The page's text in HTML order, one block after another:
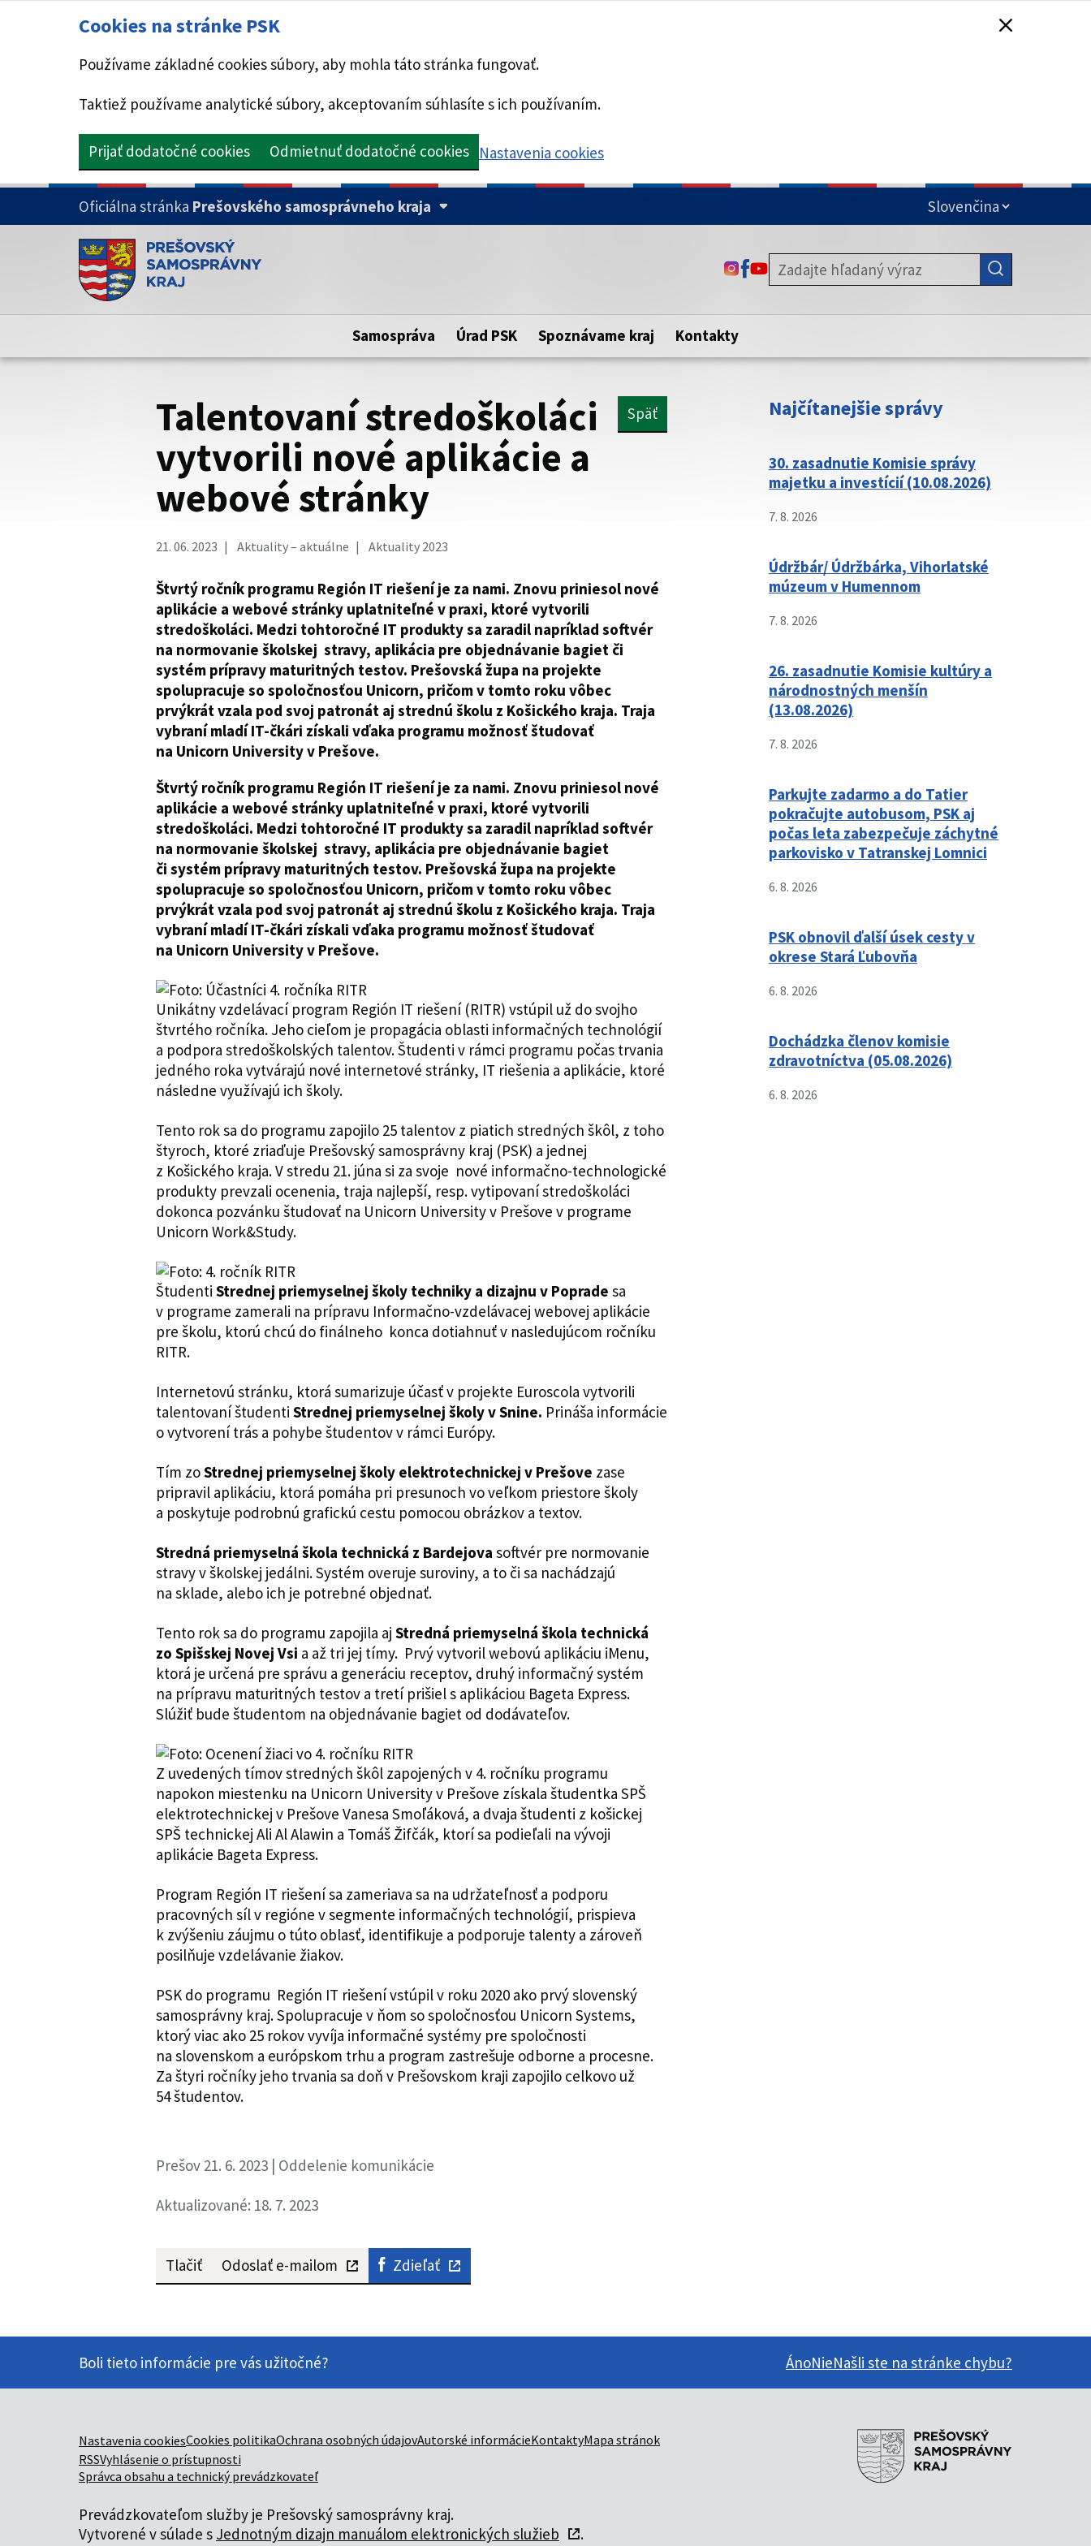
Cookies na stránke PSK
Používame základné cookies súbory, aby mohla táto stránka fungovať.
Taktiež používame analytické súbory, akceptovaním súhlasíte s ich používaním.
Prijať dodatočné cookies Odmietnuť dodatočné cookies Nastavenia cookies
PRESKOČIŤ NA HLAVNÝ OBSAH
Oficiálna stránka Prešovského samosprávneho kraja
Doména psk.sk je oficiálna
Toto je oficiálna webová stránka Prešovského samosprávneho kraja.
Táto stránka je zabezpečená
zabezpečenú webovú stránku. Zabezpečená stránka vždy začína
https:// pred názvom domény webového sídla.
ODKAZ SA OTVORÍ NA NOVEJ KARTE
ODKAZ SA OTVORÍ NA NOVEJ KARTE
ODKAZ SA OTVORÍ NA NOVEJ KARTE
Samospráva Úrad PSK Spoznávame kraj Kontakty
Talentovaní stredoškoláci
vytvorili nové aplikácie a
webové stránky
Späť
21. 06. 2023 Aktuality – aktuálne Aktuality 2023
Štvrtý ročník programu Región IT riešení je za nami. Znovu priniesol nové
aplikácie a webové stránky uplatniteľné v praxi, ktoré vytvorili
stredoškoláci. Medzi tohtoročné IT produkty sa zaradil napríklad softvér
na normovanie školskej stravy, aplikácia pre objednávanie bagiet či
systém prípravy maturitných testov. Prešovská župa na projekte
spolupracuje so spoločnosťou Unicorn, pričom v tomto roku vôbec
prvýkrát vzala pod svoj patronát aj strednú školu z Košického kraja. Traja
vybraní mladí IT-čkári získali vďaka programu možnosť študovať
na Unicorn University v Prešove.
Štvrtý ročník programu Región IT riešení je za nami. Znovu priniesol nové
aplikácie a webové stránky uplatniteľné v praxi, ktoré vytvorili
stredoškoláci. Medzi tohtoročné IT produkty sa zaradil napríklad softvér
na normovanie školskej stravy, aplikácia pre objednávanie bagiet
či systém prípravy maturitných testov. Prešovská župa na projekte
spolupracuje so spoločnosťou Unicorn, pričom v tomto roku vôbec
prvýkrát vzala pod svoj patronát aj strednú školu z Košického kraja. Traja
vybraní mladí IT-čkári získali vďaka programu možnosť študovať
na Unicorn University v Prešove.
Unikátny vzdelávací program Región IT riešení (RITR) vstúpil už do svojho
štvrtého ročníka. Jeho cieľom je propagácia oblasti informačných technológií
a podpora stredoškolských talentov. Študenti v rámci programu počas trvania
jedného roka vytvárajú nové internetové stránky, IT riešenia a aplikácie, ktoré
následne využívajú ich školy.
Tento rok sa do programu zapojilo 25 talentov z piatich stredných škôl, z toho
štyroch, ktoré zriaďuje Prešovský samosprávny kraj (PSK) a jednej
z Košického kraja. V stredu 21. júna si za svoje nové informačno-technologické
produkty prevzali ocenenia, traja najlepší, resp. vytipovaní stredoškoláci
dokonca pozvánku študovať na Unicorn University v Prešove v programe
Unicorn Work&Study.
Študenti Strednej priemyselnej školy techniky a dizajnu v Poprade sa
v programe zamerali na prípravu Informačno-vzdelávacej webovej aplikácie
pre školu, ktorú chcú do finálneho konca dotiahnuť v nasledujúcom ročníku
RITR.
Internetovú stránku, ktorá sumarizuje účasť v projekte Euroscola vytvorili
talentovaní študenti Strednej priemyselnej školy v Snine. Prináša informácie
o vytvorení trás a pohybe študentov v rámci Európy.
Tím zoStrednej priemyselnej školy elektrotechnickej v Prešove zase
pripravil aplikáciu, ktorá pomáha pri presunoch vo veľkom priestore školy
a poskytuje podrobnú grafickú cestu pomocou obrázkov a textov.
Stredná priemyselná škola technická z Bardejova softvér pre normovanie
stravy v školskej jedálni. Systém overuje suroviny, a to či sa nachádzajú
na sklade, alebo ich je potrebné objednať.
Tento rok sa do programu zapojila aj Stredná priemyselná škola technická
zo Spišskej Novej Vsi a až tri jej tímy. Prvý vytvoril webovú aplikáciu iMenu,
ktorá je určená pre správu a generáciu receptov, druhý informačný systém
na prípravu maturitných testov a tretí prišiel s aplikáciou Bageta Express.
Slúžiť bude študentom na objednávanie bagiet od dodávateľov.
Z uvedených tímov stredných škôl zapojených v 4. ročníku programu
napokon miestenku na Unicorn University v Prešove získala študentka SPŠ
elektrotechnickej v Prešove Vanesa Smoľáková, a dvaja študenti z košickej
SPŠ technickej Ali Al Alawin a Tomáš Žifčák, ktorí sa podieľali na vývoji
aplikácie Bageta Express.
Program Región IT riešení sa zameriava sa na udržateľnosť a podporu
pracovných síl v regióne v segmente informačných technológií, prispieva
k zvýšeniu záujmu o túto oblasť, identifikuje a podporuje talenty a zároveň
posilňuje vzdelávanie žiakov.
PSK do programu Región IT riešení vstúpil v roku 2020 ako prvý slovenský
samosprávny kraj. Spolupracuje v ňom so spoločnosťou Unicorn Systems,
ktorý viac ako 25 rokov vyvíja informačné systémy pre spoločnosti
na slovenskom a európskom trhu a program zastrešuje odborne a procesne.
Za štyri ročníky jeho trvania sa doň v Prešovskom kraji zapojilo celkovo už
54 študentov.
Prešov 21. 6. 2023 | Oddelenie komunikácie
Aktualizované: 18. 7. 2023
Tlačiť Odoslať e-mailom Zdieľať
Najčítanejšie správy
30. zasadnutie Komisie správy
majetku a investícií (10.08.2026)
7. 8. 2026
Údržbár/ Údržbárka, Vihorlatské
múzeum v Humennom
7. 8. 2026
26. zasadnutie Komisie kultúry a
národnostných menšín
(13.08.2026)
7. 8. 2026
Parkujte zadarmo a do Tatier
pokračujte autobusom, PSK aj
počas leta zabezpečuje záchytné
parkovisko v Tatranskej Lomnici
6. 8. 2026
PSK obnovil ďalší úsek cesty v
okrese Stará Ľubovňa
6. 8. 2026
Dochádzka členov komisie
zdravotníctva (05.08.2026)
6. 8. 2026
Boli tieto informácie pre vás užitočné? ÁnoNieNašli ste na stránke chybu?
Nastavenia cookiesCookies politikaOchrana osobných údajovAutorské informácieKontaktyMapa stránok
RSSVyhlásenie o prístupnosti
Správca obsahu a technický prevádzkovateľ
Prevádzkovateľom služby je Prešovský samosprávny kraj.
Vytvorené v súlade s Jednotným dizajn manuálom elektronických služieb .